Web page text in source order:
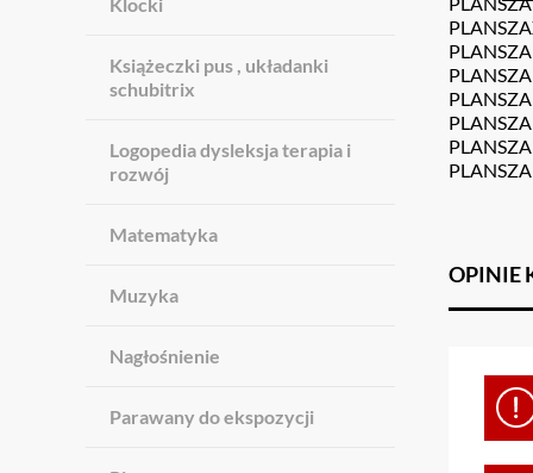
Książeczki pus , układanki
schubitrix
Logopedia dysleksja terapia i
rozwój
Matematyka
Muzyka
Nagłośnienie
Parawany do ekspozycji
OPINIE